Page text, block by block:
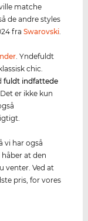
matche
de andre styles
fraSwarovski.
. Yndefuldt
chic.
fuldt indfattede
er ikke kun
vi har også
håber at den
venter. Ved at
pris, for vores